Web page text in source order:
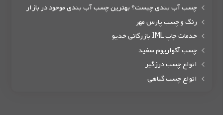
چسب آب بندی چیست؟ بهترین چسب آب بندی موجود در بازار
رنگ و چسب پارس مهر
خدمات چاپ IML بازرگانی خدیو
چسب آکواریوم سفید
انواع چسب درزگیر
انواع چسب گیاهی